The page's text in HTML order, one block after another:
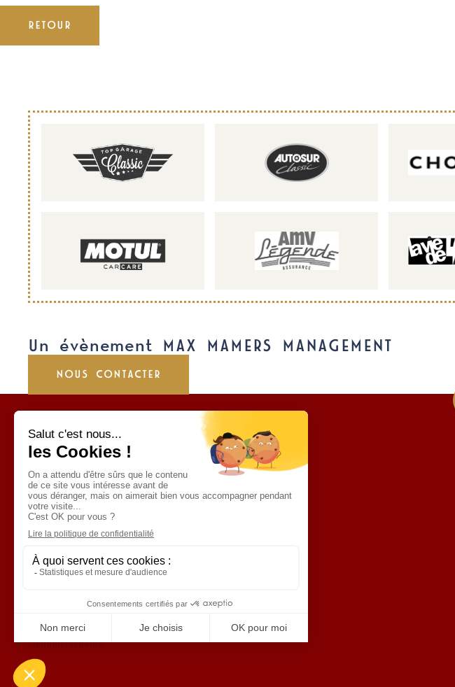
RETOUR
Un évènement MAX MAMERS MANAGEMENT
NOUS CONTACTER
DÉCOUVREZ NOS SITES
FUN CUP
LIGIER JS CUP FRANCE
TROPHÉE ANDROS
Mentions légales
Politique de protection des données personnelles
Mentions légales